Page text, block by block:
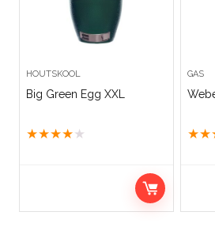
HOUTSKOOL
Big Green Egg XXL
★★★★ ★
GAS
★★